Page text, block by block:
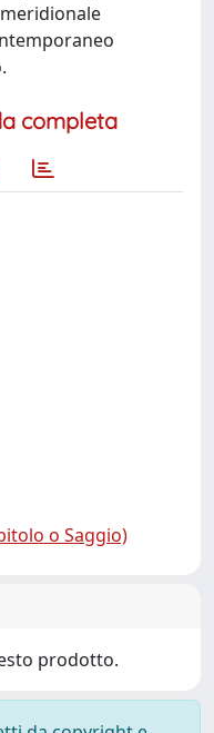
completa
o Saggio)
prodotto.